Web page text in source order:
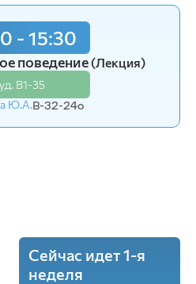
- 15:30
поведение(Лекция)
В1-35
Ю.А.В-32-24o
Сейчас идет 1-я
неделя